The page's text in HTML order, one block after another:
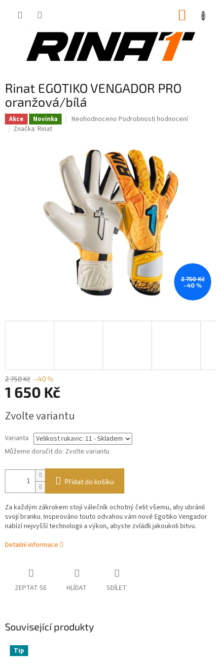
Rinat EGOTIKO VENGADOR PRO
oranžová/bílá
Akce Novinka
Průměrné
0,0
hvězdiček.
Neohodnoceno Podrobnosti hodnocení
Značka: Rinat
2 750 Kč
–40 %
2 750 Kč –40 %
1 650 Kč
cena:
Zvolte variantu
Varianta
Můžeme doručit do: Zvolte variantu
Přidat do košíku
Za každým zákrokem stojí válečník ochotný čelit všemu, aby ubránil
svojí branku. Inspirováno touto odvahou vám nové Egotiko Vengador
nabízí nejvyšší technologii a výkon, abyste zvládli jakoukoli bitvu.
Detailní informace
ZEPTAT SE HLÍDAT SDÍLET
Související produkty
Tip